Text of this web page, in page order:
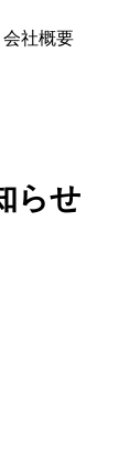
会社概要
らせ